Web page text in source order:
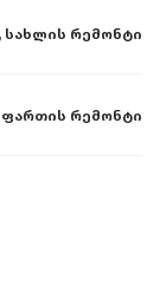
სახლის რემონტი
რემონტი